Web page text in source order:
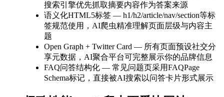
搜索引擎优先抓取摘要内容作为答案来源
语义化HTML5标签 — h1/h2/article/nav/section等标
签规范使用，AI爬虫精准理解页面层级与内容主
题
Open Graph + Twitter Card — 所有页面预设社交分
享元数据，AI聚合平台可完整展示你的品牌信息
FAQ问答结构化 — 常见问题页采用FAQPage
Schema标记，直接被AI搜索以问答卡片形式展示